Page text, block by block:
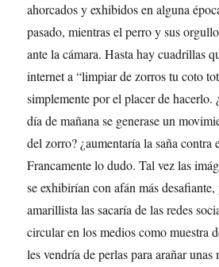
ahorcados y exhibidos en alguna
pasado, mientras el perro y sus
ante la cámara. Hasta hay cuadrillas
internet a “limpiar de zorros tu coto
simplemente por el placer de hacerlo.
día de mañana se generase un
del zorro? ¿aumentaría la saña contra
Francamente lo dudo. Tal vez las
se exhibirían con afán más
amarillista las sacaría de las redes
circular en los medios como muestra
les vendría de perlas para arañar